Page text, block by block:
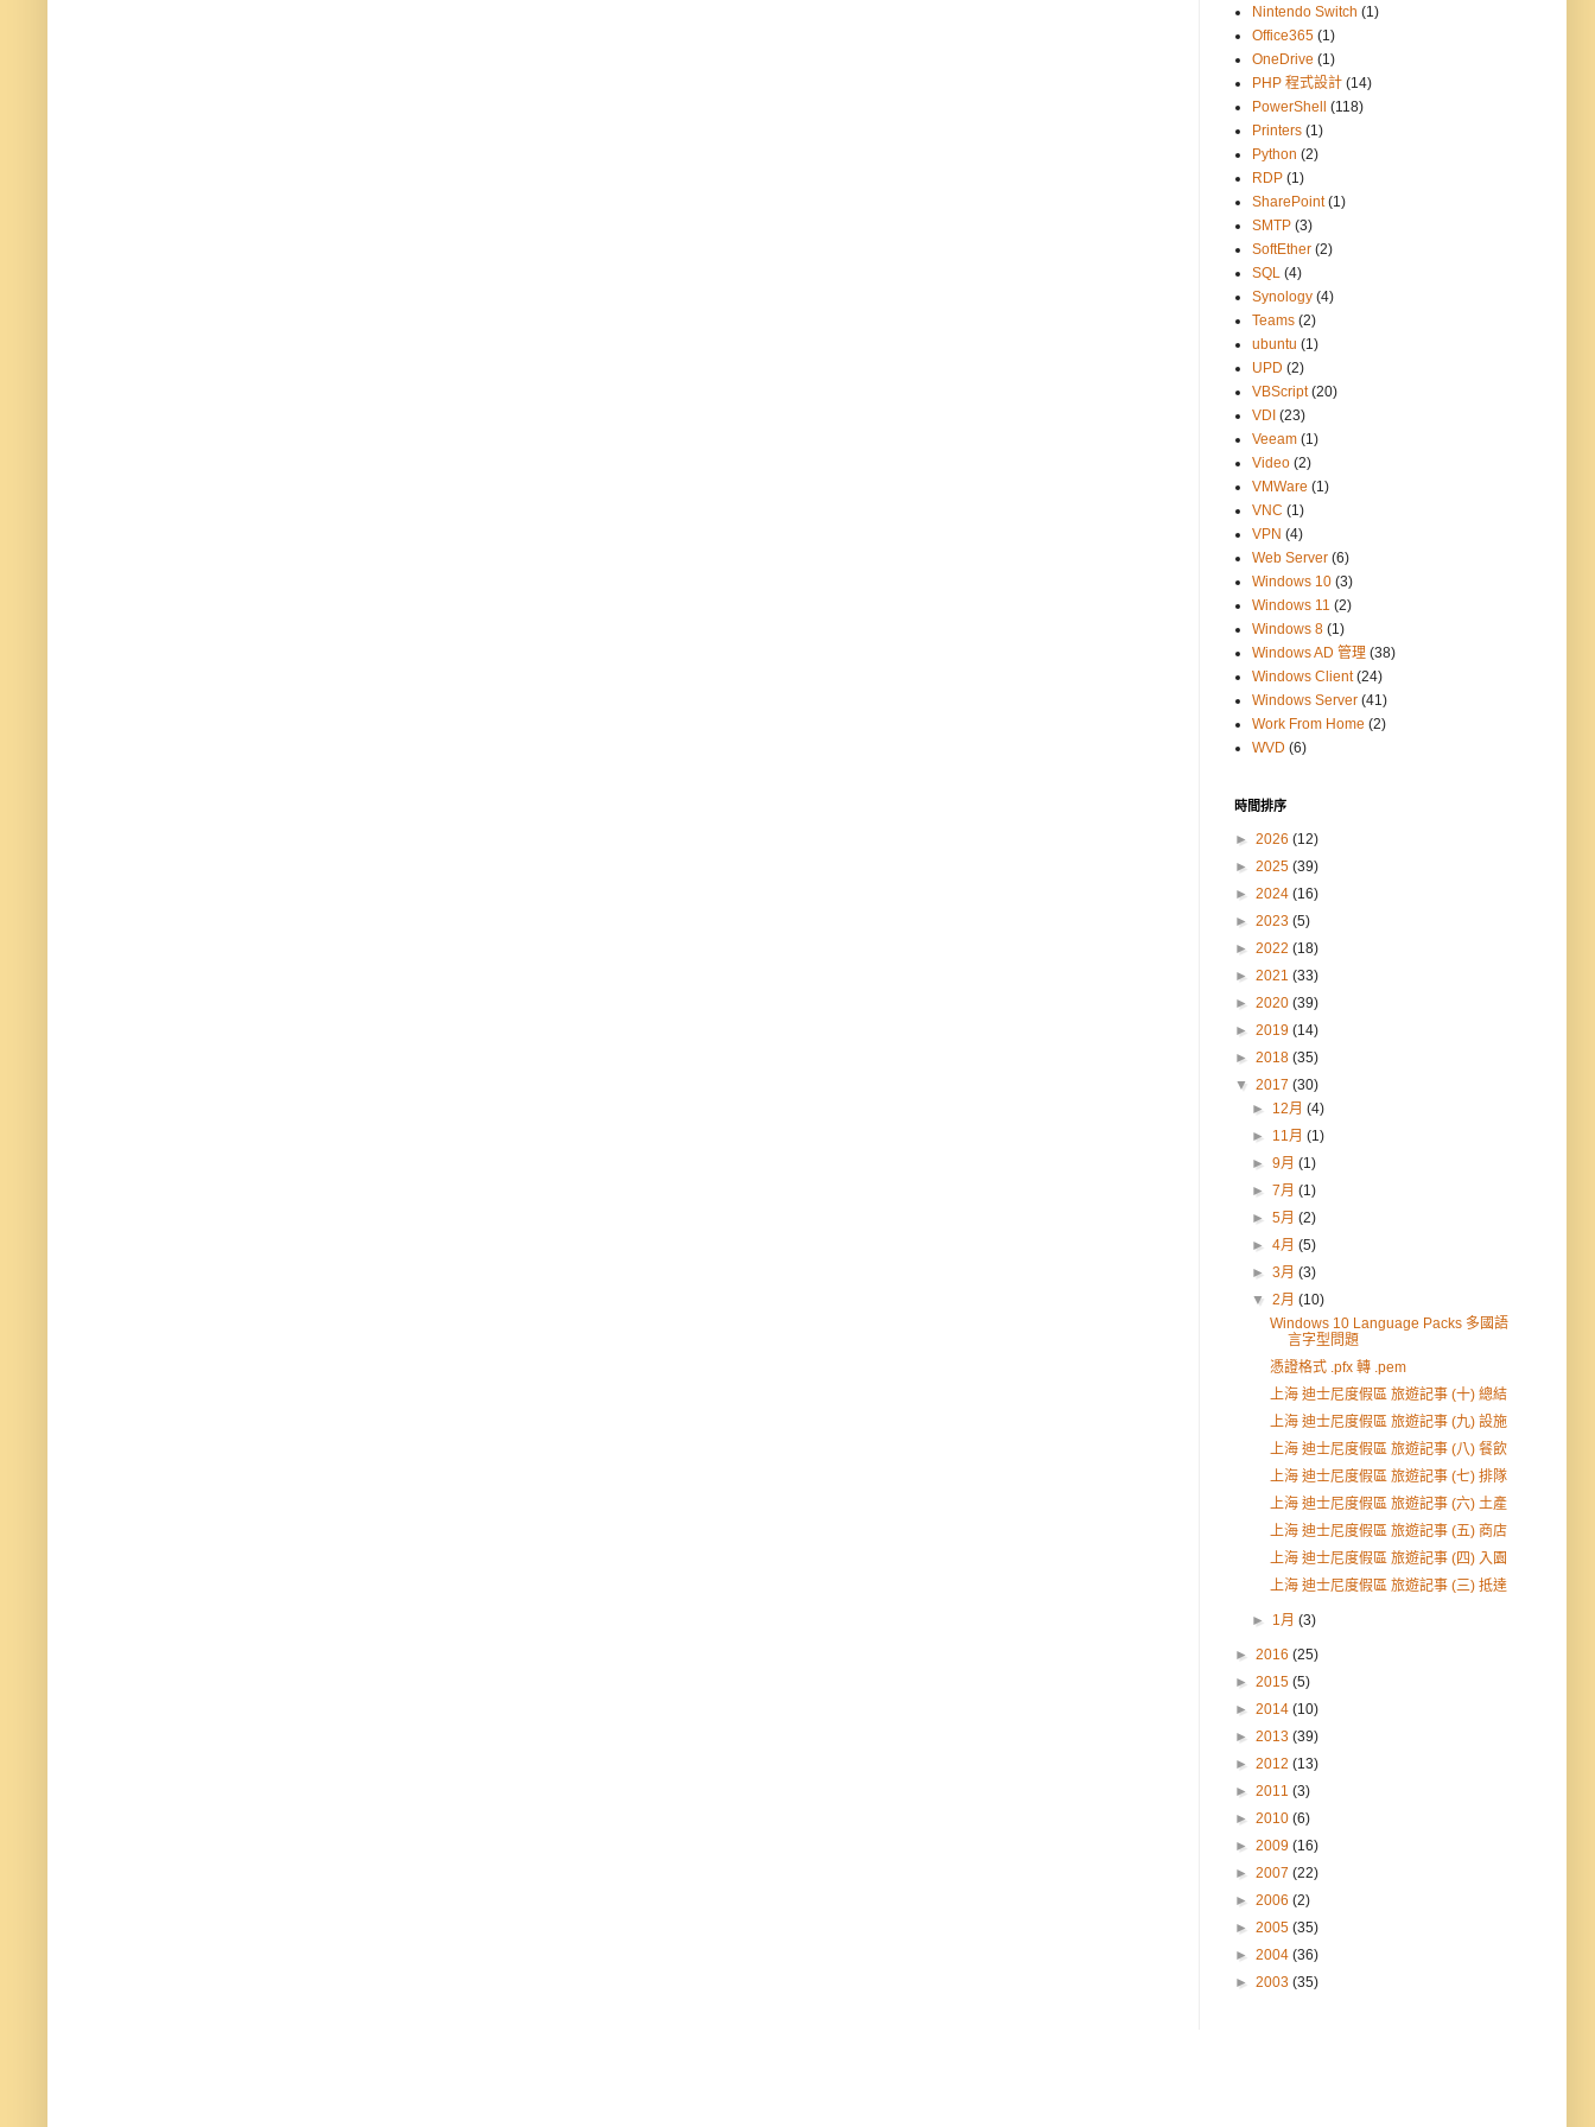
Nintendo Switch (1)
Office365 (1)
OneDrive (1)
PHP 程式設計 (14)
PowerShell
(118)
Printers (1)
Python (2)
RDP (1)
SharePoint (1)
SMTP (3)
SoftEther (2)
SQL (4)
Synology (4)
Teams (2)
ubuntu (1)
UPD (2)
VBScript (20)
VDI (23)
Veeam (1)
Video (2)
VMWare (1)
VNC (1)
VPN (4)
Web Server (6)
Windows 10 (3)
Windows 11 (2)
Windows 8 (1)
Windows AD 管理 (38)
Windows Client (24)
Windows Server (41)
Work From Home (2)
WVD (6)
時間排序
► 2026 (12)
► 2025 (39)
► 2024 (16)
► 2023 (5)
► 2022 (18)
► 2021 (33)
► 2020 (39)
► 2019 (14)
► 2018 (35)
▼ 2017 (30)
► 12月(4)
► 11月(1)
►9月(1)
►7月(1)
►5月(2)
►4月(5)
►3月(3)
▼2月(10)
Windows 10 Language Packs 多國語
言字型問題
憑證格式 .pfx 轉 .pem
上海 迪士尼度假區 旅遊記事 (十) 總結
上海 迪士尼度假區 旅遊記事 (九) 設施
上海 迪士尼度假區 旅遊記事 (八) 餐飲
上海 迪士尼度假區 旅遊記事 (七) 排隊
上海 迪士尼度假區 旅遊記事 (六) 土產
上海 迪士尼度假區 旅遊記事 (五) 商店
上海 迪士尼度假區 旅遊記事 (四) 入園
上海 迪士尼度假區 旅遊記事 (三) 抵達
► 1月(3)
► 2016 (25)
► 2015 (5)
► 2014 (10)
► 2013 (39)
► 2012 (13)
► 2011 (3)
► 2010 (6)
► 2009 (16)
► 2007 (22)
► 2006 (2)
► 2005 (35)
► 2004 (36)
► 2003 (35)